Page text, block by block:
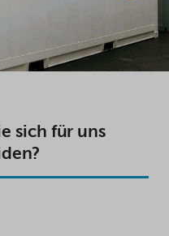
sich für uns